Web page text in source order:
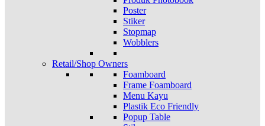
Poster
Stiker
Stopmap
Wobblers
Retail/Shop Owners
Foamboard
Frame Foamboard
Menu Kayu
Plastik Eco Friendly
Popup Table